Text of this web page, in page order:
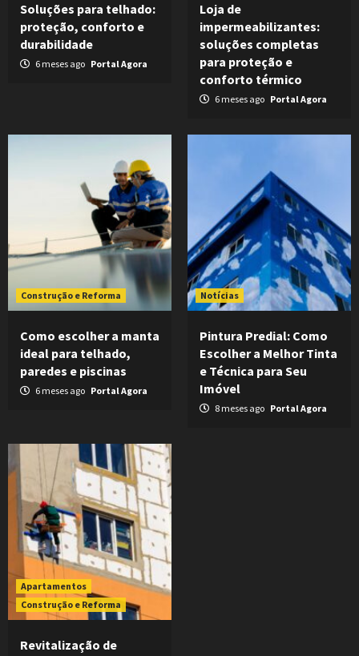
Soluções para telhado:
proteção, conforto e
durabilidade
6 meses ago Portal Agora
Loja de
impermeabilizantes:
soluções completas
para proteção e
conforto térmico
6 meses ago Portal Agora
Construção e Reforma
Como escolher a manta
ideal para telhado,
paredes e piscinas
6 meses ago Portal Agora
Notícias
Pintura Predial: Como
Escolher a Melhor Tinta
e Técnica para Seu
Imóvel
8 meses ago Portal Agora
Apartamentos
Construção e Reforma
Revitalização de